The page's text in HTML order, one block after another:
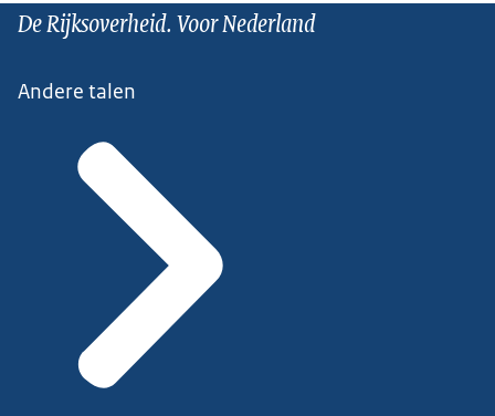
De Rijksoverheid. Voor Nederland
Andere talen